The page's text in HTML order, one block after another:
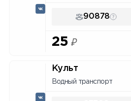
90878
25 ₽
Культ
Водный транспорт